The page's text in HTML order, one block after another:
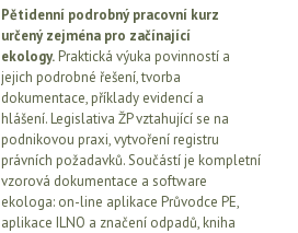
Pětidenní podrobný pracovní kurz
určený zejména pro začínající
ekology. Praktická výuka povinností a
jejich podrobné řešení, tvorba
dokumentace, příklady evidencí a
hlášení. Legislativa ŽP vztahující se na
podnikovou praxi, vytvoření registru
právních požadavků. Součástí je kompletní
vzorová dokumentace a software
ekologa: on-line aplikace Průvodce PE,
aplikace ILNO a značení odpadů, kniha